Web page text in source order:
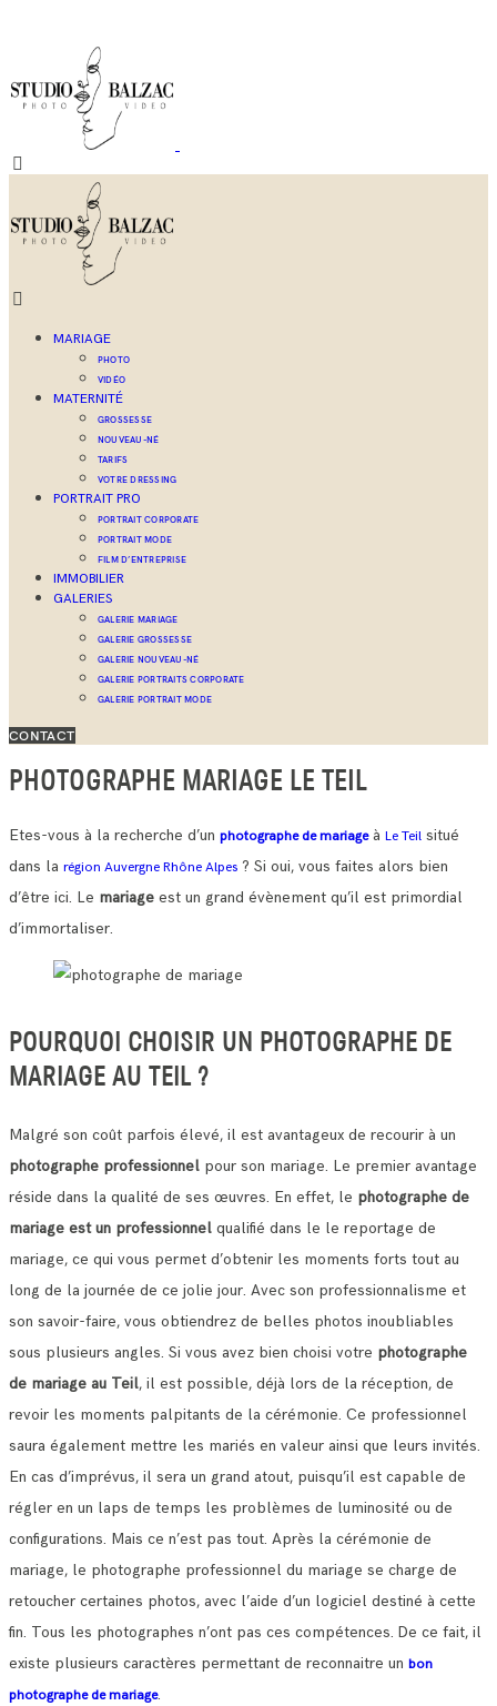
MARIAGE
PHOTO
VIDÉO
MATERNITÉ
GROSSESSE
NOUVEAU-NÉ
TARIFS
VOTRE DRESSING
PORTRAIT PRO
PORTRAIT CORPORATE
PORTRAIT MODE
FILM D’ENTREPRISE
IMMOBILIER
GALERIES
GALERIE MARIAGE
GALERIE GROSSESSE
GALERIE NOUVEAU-NÉ
GALERIE PORTRAITS CORPORATE
GALERIE PORTRAIT MODE
CONTACT
PHOTOGRAPHE MARIAGE LE TEIL
Etes-vous à la recherche d’un photographe de mariageà Le Teil situé
dans la région Auvergne Rhône Alpes ? Si oui, vous faites alors bien
d’être ici. Le mariage est un grand évènement qu’il est primordial
d’immortaliser.
POURQUOI CHOISIR UN PHOTOGRAPHE DE
MARIAGE AU TEIL ?
Malgré son coût parfois élevé, il est avantageux de recourir à un
photographe professionnel pour son mariage. Le premier avantage
réside dans la qualité de ses œuvres. En effet, le photographe de
mariage est un professionnel qualifié dans le le reportage de
mariage, ce qui vous permet d’obtenir les moments forts tout au
long de la journée de ce jolie jour. Avec son professionnalisme et
son savoir-faire, vous obtiendrez de belles photos inoubliables
sous plusieurs angles. Si vous avez bien choisi votre photographe
de mariage au Teil, il est possible, déjà lors de la réception, de
revoir les moments palpitants de la cérémonie. Ce professionnel
saura également mettre les mariés en valeur ainsi que leurs invités.
En cas d’imprévus, il sera un grand atout, puisqu’il est capable de
régler en un laps de temps les problèmes de luminosité ou de
configurations. Mais ce n’est pas tout. Après la cérémonie de
mariage, le photographe professionnel du mariage se charge de
retoucher certaines photos, avec l’aide d’un logiciel destiné à cette
fin. Tous les photographes n’ont pas ces compétences. De ce fait, il
existe plusieurs caractères permettant de reconnaitre un bon
photographe de mariage.